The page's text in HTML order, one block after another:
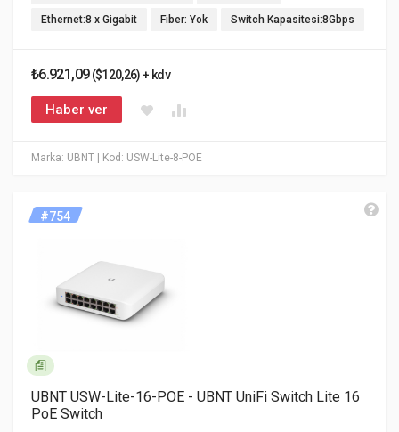
Marka: UBNT | Kod: USW-Lite-8-POE
Ethernet:8 x Gigabit Fiber: Yok Switch Kapasitesi:8Gbps
₺6.921,09($120,26) + kdv
Haber ver
#754
UBNT USW-Lite-16-POE - UBNT UniFi Switch Lite 16
PoE Switch